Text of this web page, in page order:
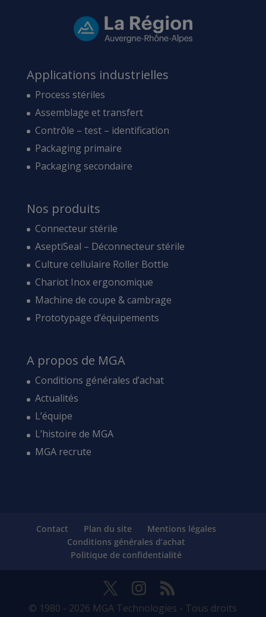
Applications industrielles
Process stériles
Assemblage et transfert
Contrôle – test – identification
Packaging primaire
Packaging secondaire
Nos produits
Connecteur stérile
AseptiSeal – Déconnecteur stérile
Culture cellulaire Roller Bottle
Chariot Inox ergonomique
Machine de coupe & cambrage
Prototypage d’équipements
A propos de MGA
Conditions générales d’achat
Actualités
L’équipe
L’histoire de MGA
MGA recrute
Contact Plan du site
Mentions légales
Conditions générales d’achat
Politique de confidentialité
© 1980 - 2026 MGA Technologies - Tous droits